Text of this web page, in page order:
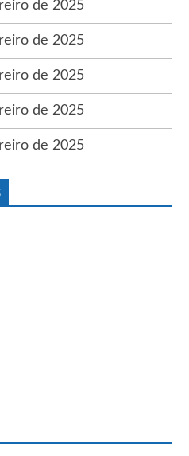
de 2025
de 2025
de 2025
de 2025
de 2025